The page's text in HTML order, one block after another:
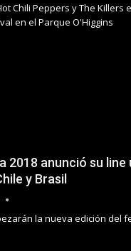
Chili Peppers y The
en el Parque O'Higgins
2018 anunció su line
y Brasil
la nueva edición del